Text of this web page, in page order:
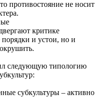
противостояние не носит
критике
и устои, но и
следующую типологию
субкультуры – активно